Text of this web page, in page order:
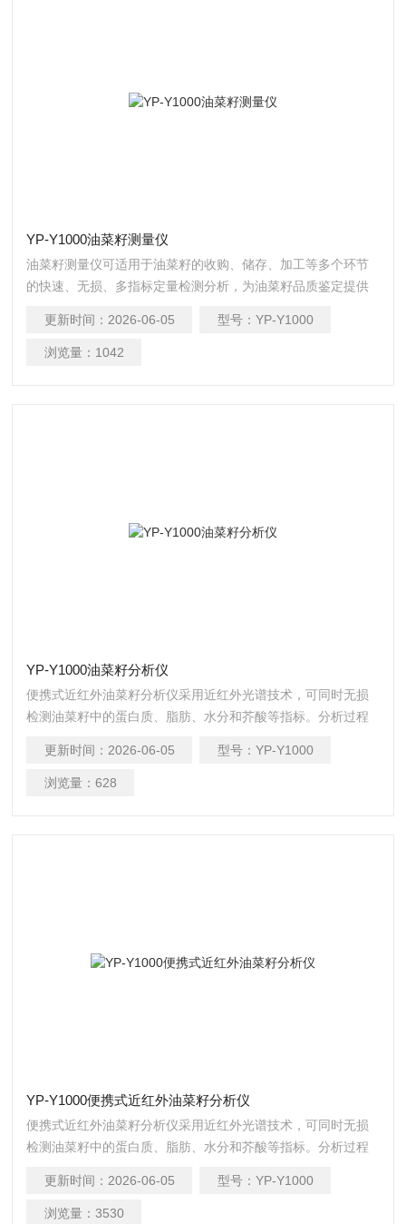
YP-Y1000油菜籽测量仪
油菜籽测量仪可适用于油菜籽的收购、储存、加工等多个环节
的快速、无损、多指标定量检测分析，为油菜籽品质鉴定提供
更新时间： 2026-06-05 型号： YP-Y1000
浏览量： 1042
YP-Y1000油菜籽分析仪
便携式近红外油菜籽分析仪采用近红外光谱技术，可同时无损
检测油菜籽中的蛋白质、脂肪、水分和芥酸等指标。分析过程
率，降低了时间和人力成本。
更新时间： 2026-06-05 型号： YP-Y1000
浏览量： 628
YP-Y1000便携式近红外油菜籽分析仪
便携式近红外油菜籽分析仪采用近红外光谱技术，可同时无损
检测油菜籽中的蛋白质、脂肪、水分和芥酸等指标。分析过程
率，降低了时间和人力成本。
更新时间： 2026-06-05 型号： YP-Y1000
浏览量： 3530